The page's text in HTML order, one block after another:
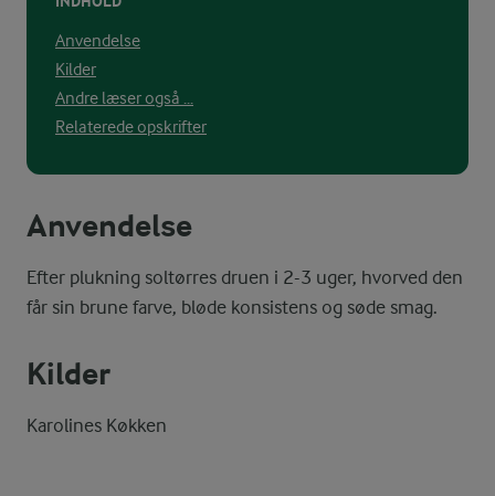
Anvendelse
Kilder
Andre læser også ...
Relaterede opskrifter
Anvendelse
Efter plukning soltørres druen i 2-3 uger, hvorved den
får sin brune farve, bløde konsistens og søde smag.
Kilder
Karolines Køkken